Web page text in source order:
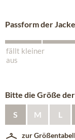
Passform der Jacke
fällt kleiner
aus
Bitte die Größe
S M L
zur